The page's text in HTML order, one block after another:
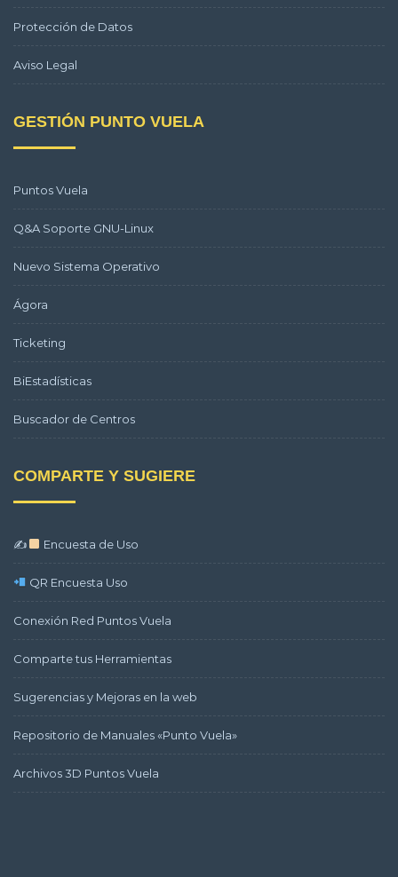
Protección de Datos
Aviso Legal
GESTIÓN PUNTO VUELA
Puntos Vuela
Q&A Soporte GNU-Linux
Nuevo Sistema Operativo
Ágora
Ticketing
BiEstadísticas
Buscador de Centros
COMPARTE Y SUGIERE
✍ Encuesta de Uso
QR Encuesta Uso
Conexión Red Puntos Vuela
Comparte tus Herramientas
Sugerencias y Mejoras en la web
Repositorio de Manuales «Punto Vuela»
Archivos 3D Puntos Vuela